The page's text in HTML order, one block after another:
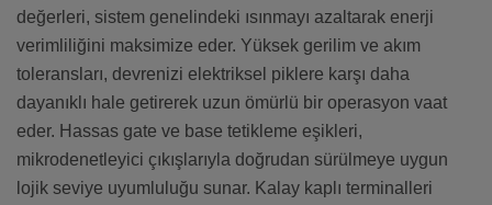
değerleri, sistem genelindeki ısınmayı azaltarak enerji
verimliliğini maksimize eder. Yüksek gerilim ve akım
toleransları, devrenizi elektriksel piklere karşı daha
dayanıklı hale getirerek uzun ömürlü bir operasyon vaat
eder. Hassas gate ve base tetikleme eşikleri,
mikrodenetleyici çıkışlarıyla doğrudan sürülmeye uygun
lojik seviye uyumluluğu sunar. Kalay kaplı terminalleri